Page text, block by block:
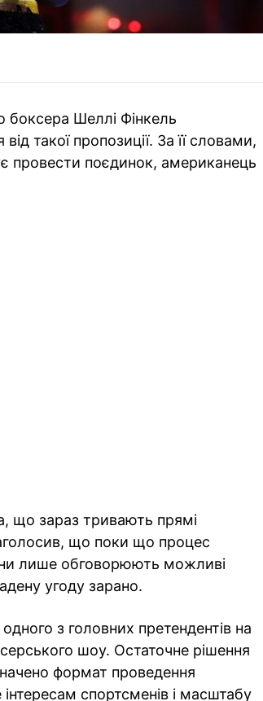
боксера Шеллі Фінкель
такої пропозиції. За її словами,
провести поєдинок, американець
що зараз тривають прямі
що поки що процес
лише обговорюють можливі
угоду зарано.
з головних претендентів на
шоу. Остаточне рішення
формат проведення
спортсменів і масштабу